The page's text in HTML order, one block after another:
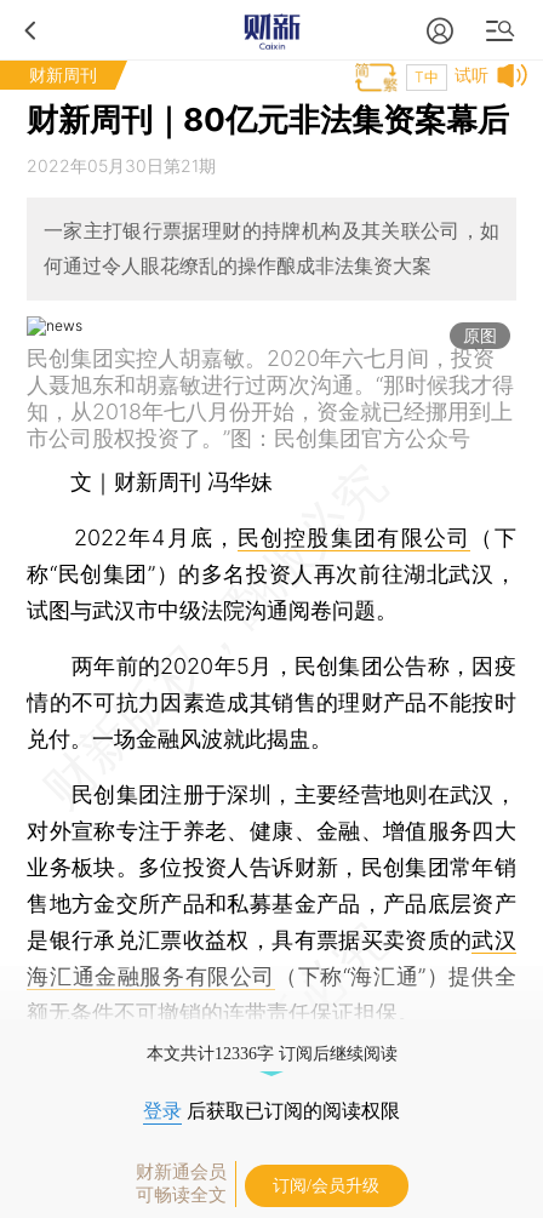
财新周刊 试听
T中
财新周刊｜80亿元非法集资案幕后
2022年05月30日第21期
一家主打银行票据理财的持牌机构及其关联公司，如
何通过令人眼花缭乱的操作酿成非法集资大案
原图
民创集团实控人胡嘉敏。2020年六七月间，投资
人聂旭东和胡嘉敏进行过两次沟通。“那时候我才得
知，从2018年七八月份开始，资金就已经挪用到上
市公司股权投资了。”图：民创集团官方公众号
文｜财新周刊 冯华妹
2022年4月底， 民创控股集团有限公司
（下
称“民创集团”）的多名投资人再次前往湖北武汉，
试图与武汉市中级法院沟通阅卷问题。
两年前的2020年5月，民创集团公告称，因疫
情的不可抗力因素造成其销售的理财产品不能按时
兑付。一场金融风波就此揭盅。
民创集团注册于深圳，主要经营地则在武汉，
对外宣称专注于养老、健康、金融、增值服务四大
业务板块。多位投资人告诉财新，民创集团常年销
售地方金交所产品和私募基金产品，产品底层资产
是银行承兑汇票收益权，具有票据买卖资质的武汉
海汇通金融服务有限公司
（下称“海汇通”）提供全
额无条件不可撤销的连带责任保证担保。
本文共计12336字 订阅后继续阅读
登录 后获取已订阅的阅读权限
财新通会员
可畅读全文
订阅/会员升级